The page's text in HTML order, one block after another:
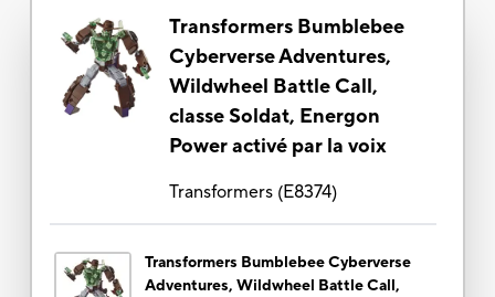
Transformers Bumblebee
Cyberverse Adventures,
Wildwheel Battle Call,
classe Soldat, Energon
Power activé par la voix
Transformers(E8374)
Transformers Bumblebee Cyberverse
Adventures, Wildwheel Battle Call,